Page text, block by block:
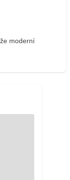
moderní